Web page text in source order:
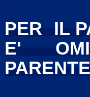
PER IL
E'